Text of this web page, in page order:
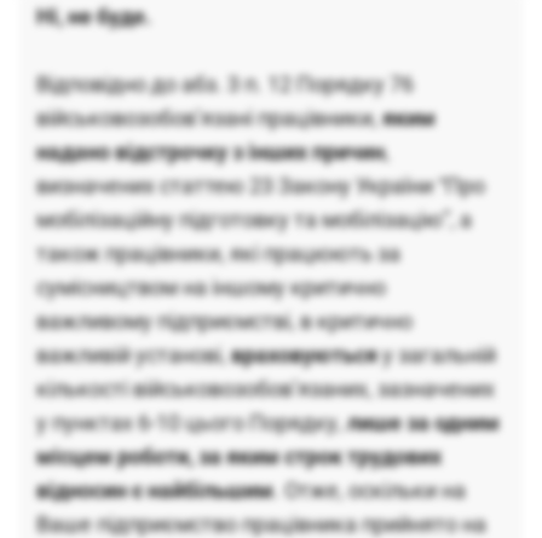
Ні, не буде.
Відповідно до абз. 3 п. 12 Порядку 76
військовозобов’язані працівники,яким
надано відстрочку з інших причин,
визначених статтею 23 Закону України “Про
мобілізаційну підготовку та мобілізацію”, а
також працівники, які працюють за
сумісництвом на іншому критично
важливому підприємстві, в критично
важливій установі,враховуютьсяу загальній
кількості військовозобов’язаних, зазначених
у пунктах 6-10 цього Порядку,лише за одним
місцем роботи, за яким строк трудових
відносин є найбільшим. Отже, оскільки на
Ваше підприємство працівника прийнято на